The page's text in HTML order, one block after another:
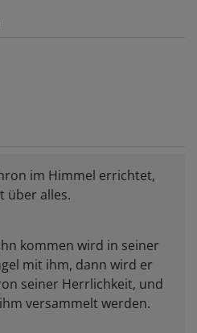
im Himmel errichtet,
über alles.
kommen wird in seiner
mit ihm, dann wird er
seiner Herrlichkeit, und
versammelt werden.